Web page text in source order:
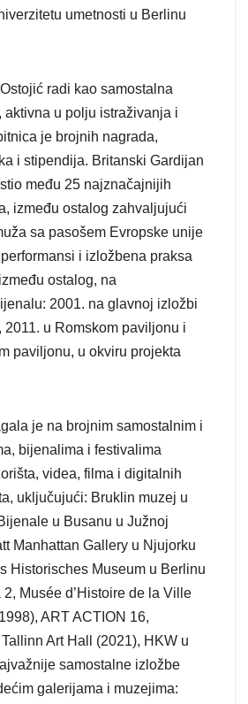
umetnosti u Berlinu
radi kao samostalna
aktivna u polju istraživanja i
je brojnih nagrada,
i stipendija. Britanski Gardijan
među 25 najznačajnijih
između ostalog zahvaljujući
sa pasošem Evropske unije
i izložbena praksa
ostalog, na
2001. na glavnoj izložbi
2011. u Romskom paviljonu i
paviljonu, u okviru projekta
je na brojnim samostalnim i
bijenalima i festivalima
videa, filma i digitalnih
uključujući: Bruklin muzej u
u Busanu u Južnoj
Manhattan Gallery u Njujorku
Historisches Museum u Berlinu
Musée d’Histoire de la Ville
ART ACTION 16,
Art Hall (2021), HKW u
samostalne izložbe
galerijama i muzejima: